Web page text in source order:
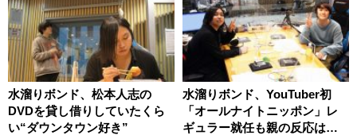
水溜りボンド、松本人志の
DVDを貸し借りしていたくら
い“ダウンタウン好き”
水溜りボンド、YouTuber初
「オールナイトニッポン」レ
ギュラー就任も親の反応は微